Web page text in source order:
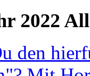
2022
den